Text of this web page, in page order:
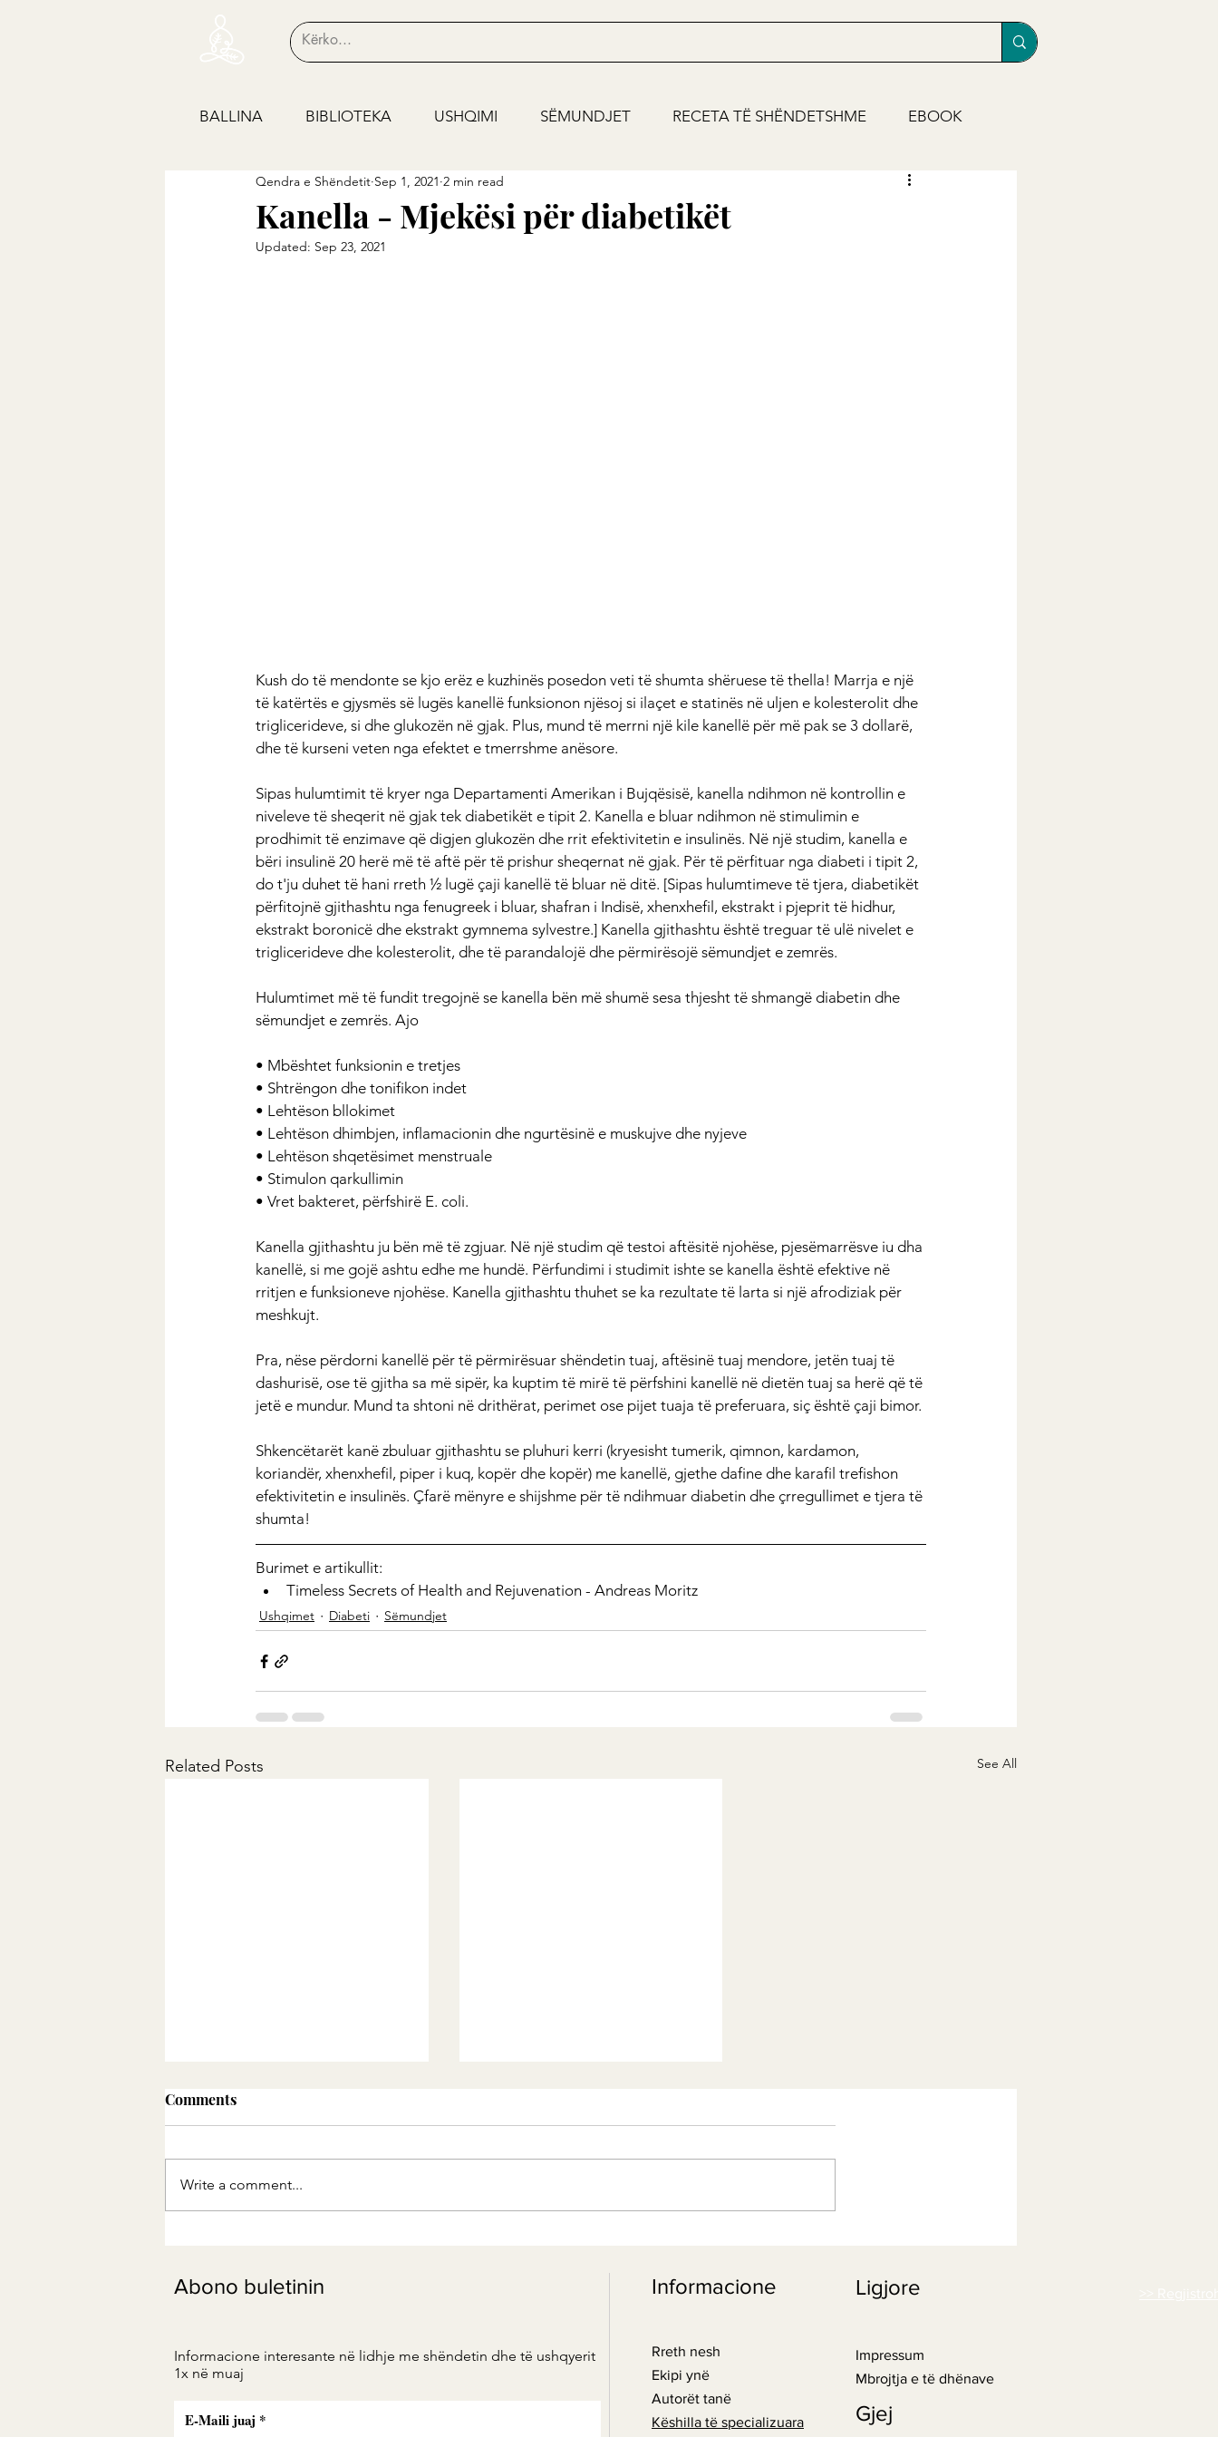
BALLINA BIBLIOTEKA USHQIMI SËMUNDJET RECETA TË SHËNDETSHME EBOOK
Kanella - Mjekësi për diabetikët
Qendra e Shëndetit Sep 1, 2021 2 min read
Updated: Sep 23, 2021
Kush do të mendonte se kjo erëz e kuzhinës posedon veti të shumta shëruese të thella! Marrja e një
të katërtës e gjysmës së lugës kanellë funksionon njësoj si ilaçet e statinës në uljen e kolesterolit dhe
triglicerideve, si dhe glukozën në gjak. Plus, mund të merrni një kile kanellë për më pak se 3 dollarë,
dhe të kurseni veten nga efektet e tmerrshme anësore.
Sipas hulumtimit të kryer nga Departamenti Amerikan i Bujqësisë, kanella ndihmon në kontrollin e
niveleve të sheqerit në gjak tek diabetikët e tipit 2. Kanella e bluar ndihmon në stimulimin e
prodhimit të enzimave që digjen glukozën dhe rrit efektivitetin e insulinës. Në një studim, kanella e
bëri insulinë 20 herë më të aftë për të prishur sheqernat në gjak. Për të përfituar nga diabeti i tipit 2,
do t'ju duhet të hani rreth ½ lugë çaji kanellë të bluar në ditë. [Sipas hulumtimeve të tjera, diabetikët
përfitojnë gjithashtu nga fenugreek i bluar, shafran i Indisë, xhenxhefil, ekstrakt i pjeprit të hidhur,
ekstrakt boronicë dhe ekstrakt gymnema sylvestre.] Kanella gjithashtu është treguar të ulë nivelet e
triglicerideve dhe kolesterolit, dhe të parandalojë dhe përmirësojë sëmundjet e zemrës.
Hulumtimet më të fundit tregojnë se kanella bën më shumë sesa thjesht të shmangë diabetin dhe
sëmundjet e zemrës. Ajo
• Mbështet funksionin e tretjes
• Shtrëngon dhe tonifikon indet
• Lehtëson bllokimet
• Lehtëson dhimbjen, inflamacionin dhe ngurtësinë e muskujve dhe nyjeve
• Lehtëson shqetësimet menstruale
• Stimulon qarkullimin
• Vret bakteret, përfshirë E. coli.
Kanella gjithashtu ju bën më të zgjuar. Në një studim që testoi aftësitë njohëse, pjesëmarrësve iu dha
kanellë, si me gojë ashtu edhe me hundë. Përfundimi i studimit ishte se kanella është efektive në
rritjen e funksioneve njohëse. Kanella gjithashtu thuhet se ka rezultate të larta si një afrodiziak për
meshkujt.
Pra, nëse përdorni kanellë për të përmirësuar shëndetin tuaj, aftësinë tuaj mendore, jetën tuaj të
dashurisë, ose të gjitha sa më sipër, ka kuptim të mirë të përfshini kanellë në dietën tuaj sa herë që të
jetë e mundur. Mund ta shtoni në drithërat, perimet ose pijet tuaja të preferuara, siç është çaji bimor.
Shkencëtarët kanë zbuluar gjithashtu se pluhuri kerri (kryesisht tumerik, qimnon, kardamon,
koriandër, xhenxhefil, piper i kuq, kopër dhe kopër) me kanellë, gjethe dafine dhe karafil trefishon
efektivitetin e insulinës. Çfarë mënyre e shijshme për të ndihmuar diabetin dhe çrregullimet e tjera të
shumta!
Burimet e artikullit:
Timeless Secrets of Health and Rejuvenation - Andreas Moritz
Ushqimet Diabeti Sëmundjet
Related Posts See All
Smoothies për diabetin
Comments
Write a comment...
Abono buletinin
Informacione interesante në lidhje me shëndetin dhe të ushqyerit
1x në muaj
Informacione
Rreth nesh
Ekipi ynë
Autorët tanë
Këshilla të specializuara
Ligjore
Impressum
Mbrojtja e të dhënave
Gjej